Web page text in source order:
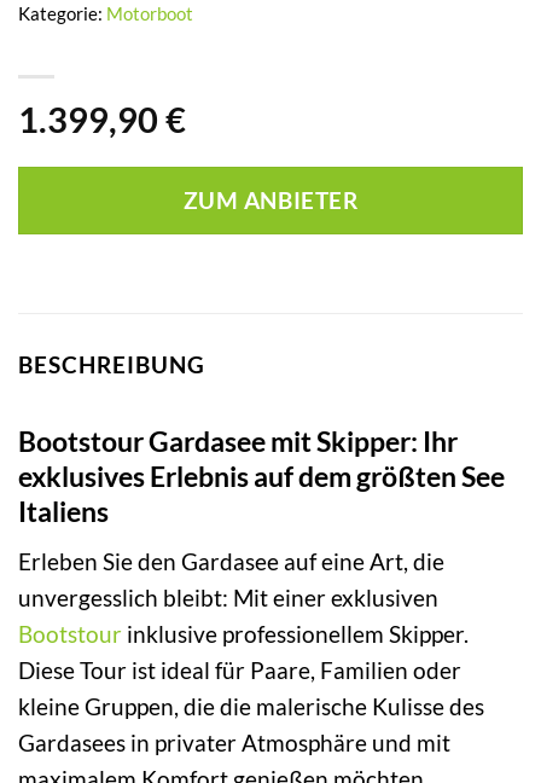
1.399,90 €
ZUM ANBIETER
Kategorie: Motorboot
BESCHREIBUNG
Bootstour Gardasee mit Skipper: Ihr
exklusives Erlebnis auf dem größten See
Italiens
Erleben Sie den Gardasee auf eine Art, die
unvergesslich bleibt: Mit einer exklusiven
Bootstour inklusive professionellem Skipper.
Diese Tour ist ideal für Paare, Familien oder
kleine Gruppen, die die malerische Kulisse des
Gardasees in privater Atmosphäre und mit